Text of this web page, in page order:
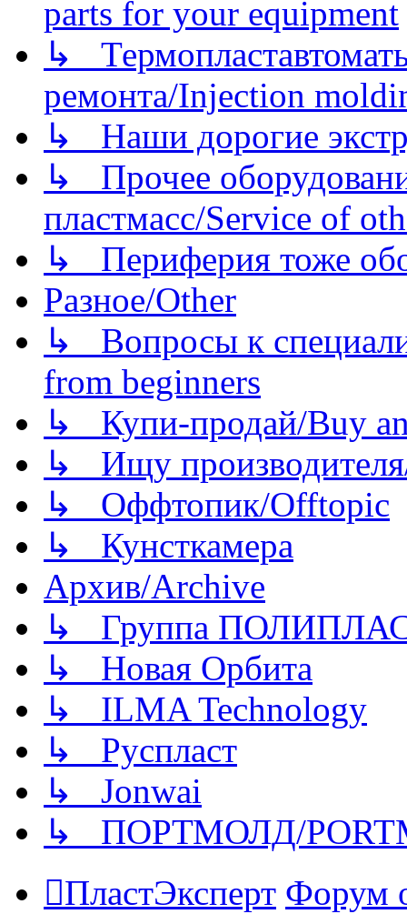
parts for your equipment
↳
ремонта/Injection
↳ Наши дорогие
↳ Прочее
пластмасс/Service of
↳ Периферия тоже
Разное/Other
↳ Вопросы к
from beginners
↳ Купи-продай/Buy
↳ Ищу
↳ Оффтопик/Offtopic
↳ Кунсткамера
Архив/Archive
↳ Группа
↳ Новая Орбита
↳ ILMA Technology
↳ Руспласт
↳ Jonwai
↳ ПОРТМОЛД/
ПластЭксперт Форум